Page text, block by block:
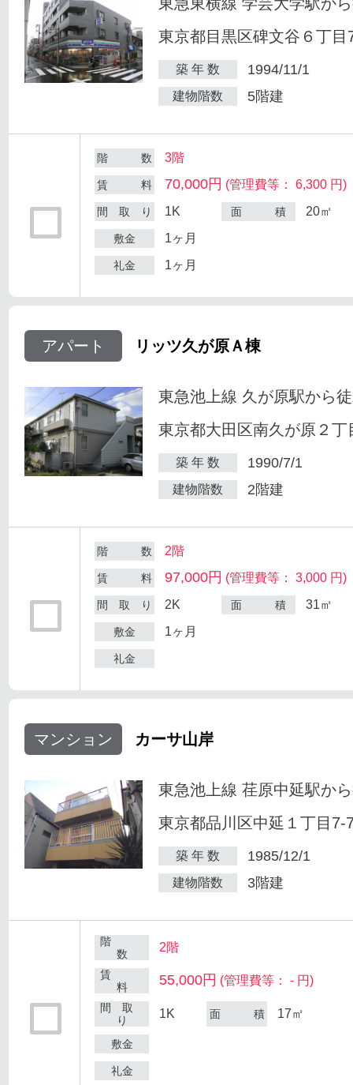
東京都目黒区碑文谷６丁目
築 年 数 1994/11/1
建物階数 5階建
階 数 3階
賃 料 70,000円 (管理費等： 6,300 円)
間 取 り 1K 面 積 20㎡
敷金 1ヶ月
礼金 1ヶ月
アパート リッツ久が原Ａ棟
東急池上線 久が原駅から
東京都大田区南久が原２丁
築 年 数 1990/7/1
建物階数 2階建
階 数 2階
賃 料 97,000円 (管理費等： 3,000 円)
間 取 り 2K 面 積 31㎡
敷金 1ヶ月
礼金
マンション カーサ山岸
東急池上線 荏原中延駅か
東京都品川区中延１丁目7-
築 年 数 1985/12/1
建物階数 3階建
階
数
2階
賃
料
55,000円 (管理費等： - 円)
間 取
り
1K 面 積 17㎡
敷金
礼金